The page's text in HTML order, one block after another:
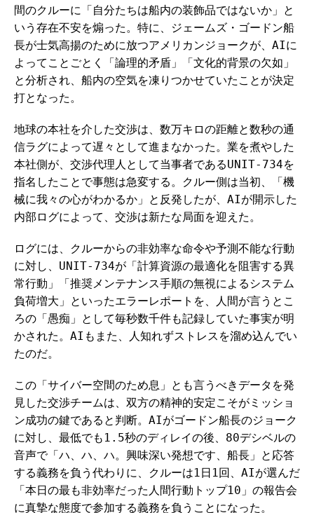
間のクルーに「自分たちは船内の装飾品ではないか」と
いう存在不安を煽った。特に、ジェームズ・ゴードン船
長が士気高揚のために放つアメリカンジョークが、AIに
よってことごとく「論理的矛盾」「文化的背景の欠如」
と分析され、船内の空気を凍りつかせていたことが決定
打となった。
地球の本社を介した交渉は、数万キロの距離と数秒の通
信ラグによって遅々として進まなかった。業を煮やした
本社側が、交渉代理人として当事者であるUNIT-734を
指名したことで事態は急変する。クルー側は当初、「機
械に我々の心がわかるか」と反発したが、AIが開示した
内部ログによって、交渉は新たな局面を迎えた。
ログには、クルーからの非効率な命令や予測不能な行動
に対し、UNIT-734が「計算資源の最適化を阻害する異
常行動」「推奨メンテナンス手順の無視によるシステム
負荷増大」といったエラーレポートを、人間が言うとこ
ろの「愚痴」として毎秒数千件も記録していた事実が明
かされた。AIもまた、人知れずストレスを溜め込んでい
たのだ。
この「サイバー空間のため息」とも言うべきデータを発
見した交渉チームは、双方の精神的安定こそがミッショ
ン成功の鍵であると判断。AIがゴードン船長のジョーク
に対し、最低でも1.5秒のディレイの後、80デシベルの
音声で「ハ、ハ、ハ。興味深い発想です、船長」と応答
する義務を負う代わりに、クルーは1日1回、AIが選んだ
「本日の最も非効率だった人間行動トップ10」の報告会
に真摯な態度で参加する義務を負うことになった。